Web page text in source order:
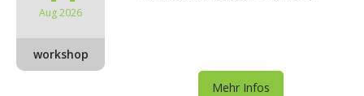
Aug 2026
workshop
Mehr Infos